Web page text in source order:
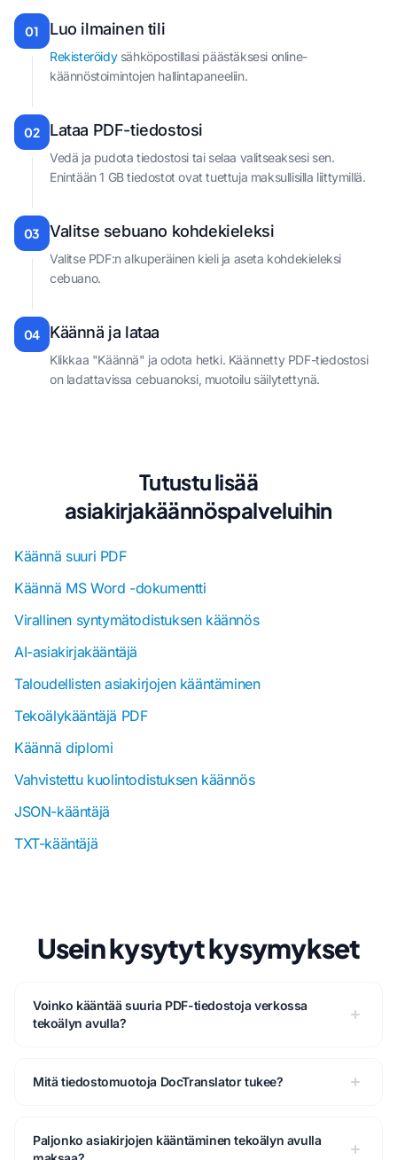
01 Luo ilmainen tili
Rekisteröidysähköpostillasi päästäksesi online-
käännöstoimintojen hallintapaneeliin.
02 Lataa PDF-tiedostosi
Vedä ja pudota tiedostosi tai selaa valitseaksesi sen.
Enintään 1 GB tiedostot ovat tuettuja maksullisilla liittymillä.
03 Valitse sebuano kohdekieleksi
Valitse PDF:n alkuperäinen kieli ja aseta kohdekieleksi
cebuano.
04 Käännä ja lataa
Klikkaa "Käännä" ja odota hetki. Käännetty PDF-tiedostosi
on ladattavissa cebuanoksi, muotoilu säilytettynä.
Tutustu lisää
asiakirjakäännöspalveluihin
Käännä suuri PDF
Käännä MS Word -dokumentti
Virallinen syntymätodistuksen käännös
AI-asiakirjakääntäjä
Taloudellisten asiakirjojen kääntäminen
Tekoälykääntäjä PDF
Käännä diplomi
Vahvistettu kuolintodistuksen käännös
JSON-kääntäjä
TXT-kääntäjä
Usein kysytyt kysymykset
Voinko kääntää suuria PDF-tiedostoja verkossa
tekoälyn avulla?
Mitä tiedostomuotoja DocTranslator tukee?
Paljonko asiakirjojen kääntäminen tekoälyn avulla